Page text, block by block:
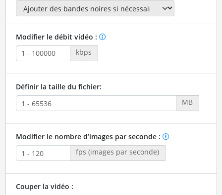
Modifier le débit vidéo :
kbps
Définir la taille du fichier:
MB
Modifier le nombre d’images par seconde :
fps (images par seconde)
Couper la vidéo :